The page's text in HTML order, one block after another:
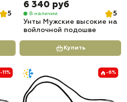
5
6 340 руб
В наличии
5
Унты Мужские высокие на
войлочной подошве
Купить
-11% -6%